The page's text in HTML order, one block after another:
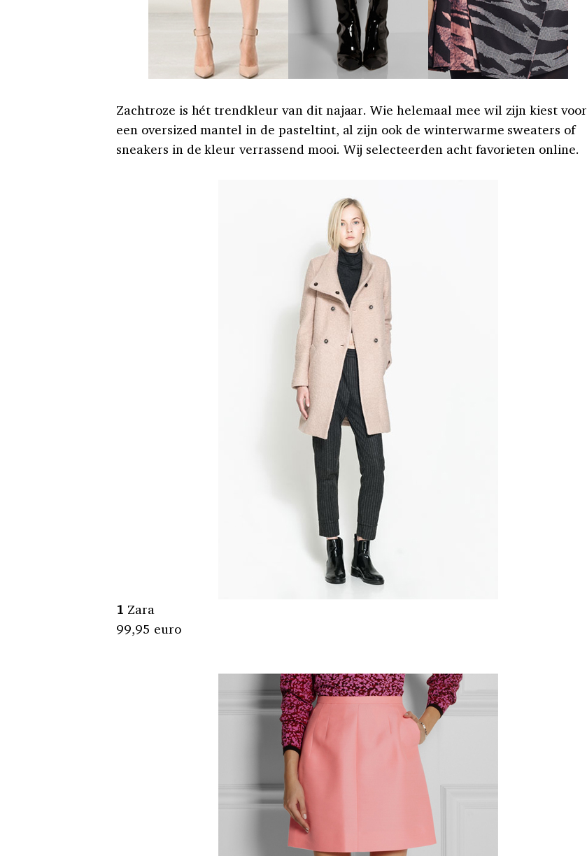
Zachtroze is hét trendkleur van dit najaar. Wie helemaal mee wil zijn kiest voor
een oversized mantel in de pasteltint, al zijn ook de winterwarme sweaters of
sneakers in de kleur verrassend mooi. Wij selecteerden acht favorieten online.
1 Zara
99,95 euro